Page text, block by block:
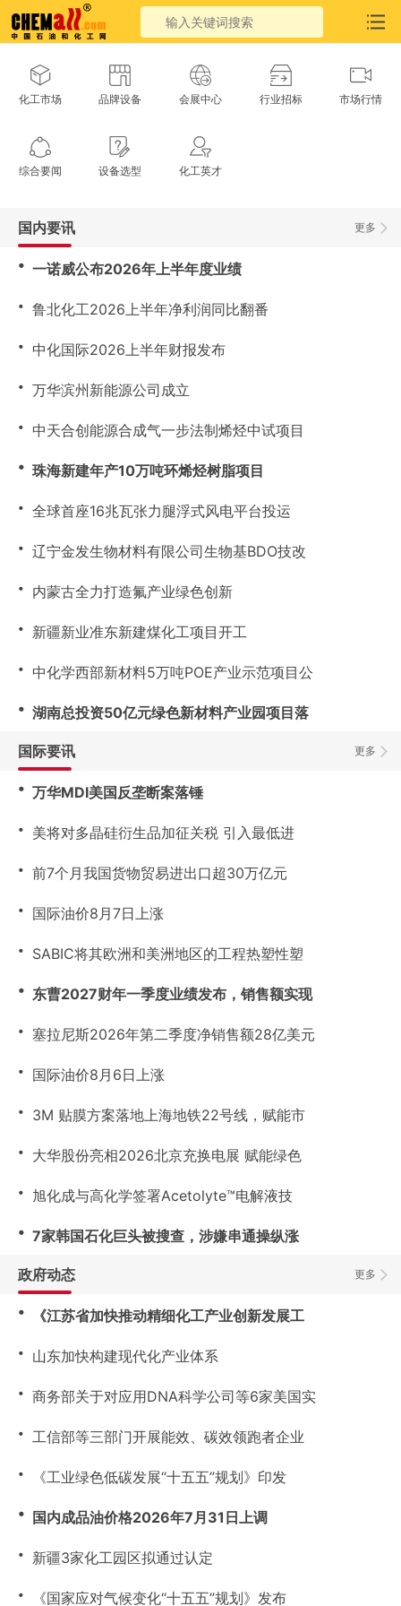
化工市场 品牌设备 会展中心 行业招标 市场行情
综合要闻 设备选型 化工英才
更多
国内要讯
・ 一诺威公布2026年上半年度业绩
・ 鲁北化工2026上半年净利润同比翻番
・ 中化国际2026上半年财报发布
・ 万华滨州新能源公司成立
・ 中天合创能源合成气一步法制烯烃中试项目
・ 珠海新建年产10万吨环烯烃树脂项目
・ 全球首座16兆瓦张力腿浮式风电平台投运
・ 辽宁金发生物材料有限公司生物基BDO技改
・ 内蒙古全力打造氟产业绿色创新
・ 新疆新业准东新建煤化工项目开工
・ 中化学西部新材料5万吨POE产业示范项目公
・ 湖南总投资50亿元绿色新材料产业园项目落
更多
国际要讯
・ 万华MDI美国反垄断案落锤
・ 美将对多晶硅衍生品加征关税 引入最低进
・ 前7个月我国货物贸易进出口超30万亿元
・ 国际油价8月7日上涨
・ SABIC将其欧洲和美洲地区的工程热塑性塑
・ 东曹2027财年一季度业绩发布，销售额实现
・ 塞拉尼斯2026年第二季度净销售额28亿美元
・ 国际油价8月6日上涨
・ 3M 贴膜方案落地上海地铁22号线，赋能市
・ 大华股份亮相2026北京充换电展 赋能绿色
・ 旭化成与高化学签署Acetolyte™电解液技
・ 7家韩国石化巨头被搜查，涉嫌串通操纵涨
更多
政府动态
・ 《江苏省加快推动精细化工产业创新发展工
・ 山东加快构建现代化产业体系
・ 商务部关于对应用DNA科学公司等6家美国实
・ 工信部等三部门开展能效、碳效领跑者企业
・ 《工业绿色低碳发展“十五五”规划》印发
・ 国内成品油价格2026年7月31日上调
・ 新疆3家化工园区拟通过认定
・ 《国家应对气候变化“十五五”规划》发布